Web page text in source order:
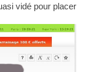
vidé pour placer